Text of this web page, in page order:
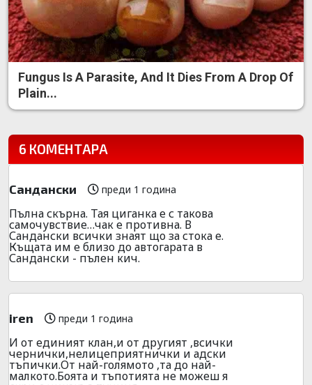
Fungus Is A Parasite, And It Dies From A Drop Of
Plain...
6 КОМЕНТАРА
Сандански преди 1 година
Пълна скърна. Тая циганка е с такова
самочувствие…чак е противна. В
Сандански всички знаят що за стока е.
Къщата им е близо до автогарата в
Сандански - пълен кич.
iren преди 1 година
И от единият клан,и от другият ,всички
чернички,нелицеприятнички и адски
тъпички.От най-голямото ,та до най-
малкото.Боята и тъпотията не можеш я